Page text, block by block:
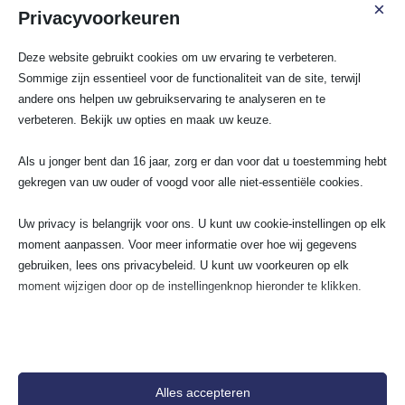
Laadpaal- en zonnepanelen infrastructuur:
Complete aanleg en aansluiting, vaak inclusief
subsidieadvies.
Offerte aanvragen of direct contact met
dé elektricien in Ijsselstein
laten installeren of wil je gewoon eerlijk en deskundig
advies van een elektricien in Ijsselstein? Wij werken
beste prijs-kwaliteitverhouding en zijn altijd snel ter
plaatse. Vraag direct een vrijblijvende en passende
offerte elektrotechniek in Ijsselstein aanof
bel/whatsapp ons op 070-7503681 of mail naar
elektricien spoedservice 24/7in Ijsselstein en
Privacyvoorkeuren ×
Deze website gebruikt cookies om uw ervaring te verbeteren.
Sommige zijn essentieel voor de functionaliteit van de site, terwijl
andere ons helpen uw gebruikservaring te analyseren en te
verbeteren. Bekijk uw opties en maak uw keuze.
Als u jonger bent dan 16 jaar, zorg er dan voor dat u toestemming hebt
gekregen van uw ouder of voogd voor alle niet-essentiële cookies.
Uw privacy is belangrijk voor ons. U kunt uw cookie-instellingen op elk
moment aanpassen. Voor meer informatie over hoe wij gegevens
gebruiken, lees ons privacybeleid. U kunt uw voorkeuren op elk
moment wijzigen door op de instellingenknop hieronder te klikken.
kunnen aanbieden, kan beïnvloeden.
Alles accepteren